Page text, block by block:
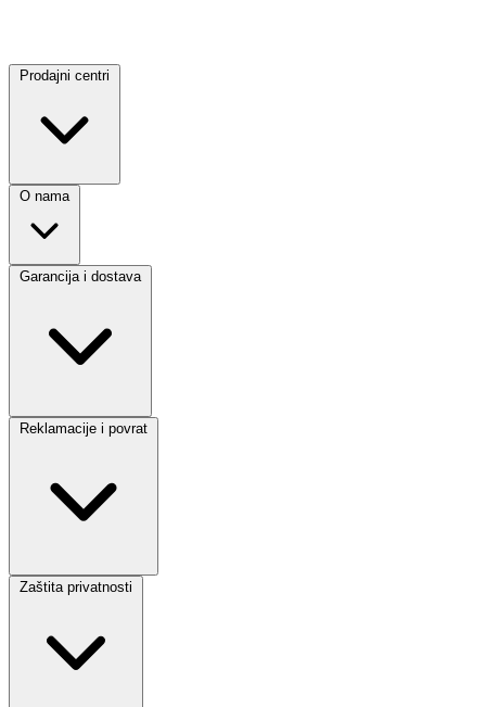
Prodajni centri
O nama
Garancija i dostava
Reklamacije i povrat
Zaštita privatnosti